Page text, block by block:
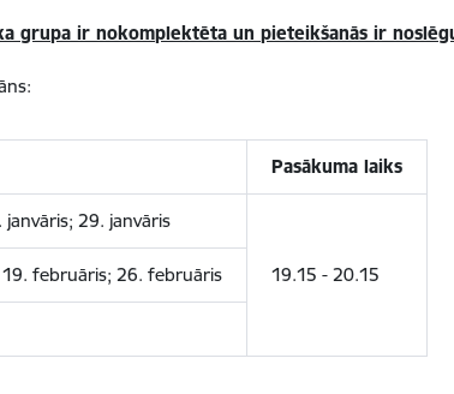
grupa ir nokomplektēta un pieteikšanās ir
Pasākuma laiks
janvāris;29. janvāris
19.15 - 20.15
19. februāris;26. februāris